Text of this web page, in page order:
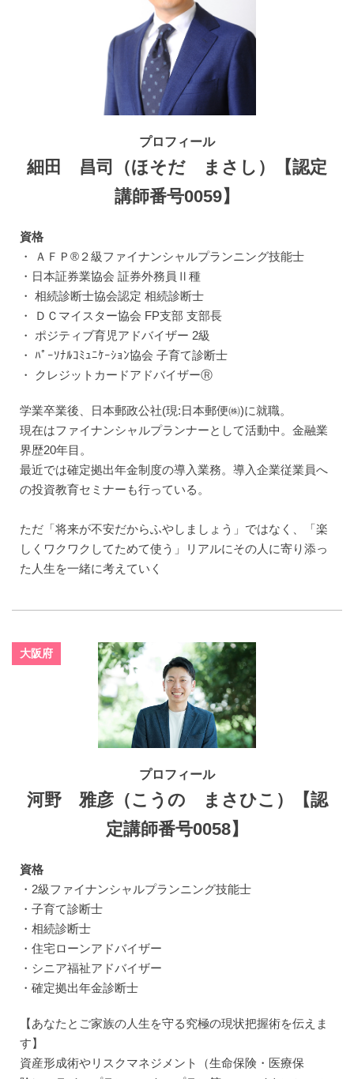
プロフィール
細田 昌司（ほそだ まさし）【認定
講師番号0059】
資格
・ ＡＦＰ®２級ファイナンシャルプランニング技能士
・日本証券業協会 証券外務員Ⅱ種
・ 相続診断士協会認定 相続診断士
・ ＤＣマイスター協会 FP支部 支部長
・ ポジティブ育児アドバイザー 2級
・ ﾊﾟｰｿﾅﾙｺﾐｭﾆｹｰｼｮﾝ協会 子育て診断士
・ クレジットカードアドバイザーⓇ
学業卒業後、日本郵政公社(現:日本郵便㈱)に就職。
現在はファイナンシャルプランナーとして活動中。金融業
界歴20年目。
最近では確定拠出年金制度の導入業務。導入企業従業員へ
の投資教育セミナーも行っている。
ただ「将来が不安だからふやしましょう」ではなく、「楽
しくワクワクしてためて使う」リアルにその人に寄り添っ
た人生を一緒に考えていく
大阪府
プロフィール
河野 雅彦（こうの まさひこ）【認
定講師番号0058】
資格
・2級ファイナンシャルプランニング技能士
・子育て診断士
・相続診断士
・住宅ローンアドバイザー
・シニア福祉アドバイザー
・確定拠出年金診断士
【あなたとご家族の人生を守る究極の現状把握術を伝えま
す】
資産形成術やリスクマネジメント（生命保険・医療保